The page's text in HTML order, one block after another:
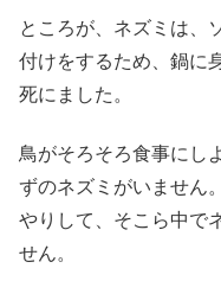
ところが、ネズミは、
付けをするため、鍋に
死にました。
鳥がそろそろ食事にし
ずのネズミがいません
やりして、そこら中で
せん。